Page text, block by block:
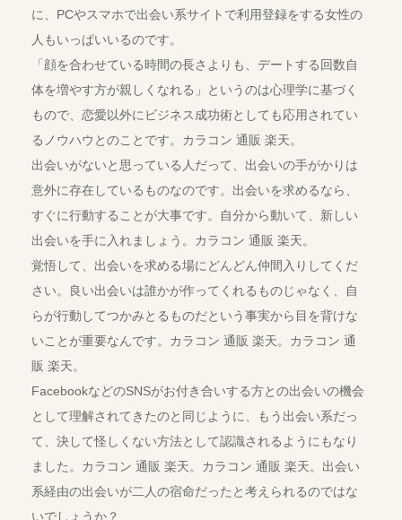
に、PCやスマホで出会い系サイトで利用登録をする女性の
人もいっぱいいるのです。
「顔を合わせている時間の長さよりも、デートする回数自
体を増やす方が親しくなれる」というのは心理学に基づく
もので、恋愛以外にビジネス成功術としても応用されてい
るノウハウとのことです。カラコン 通販 楽天。
出会いがないと思っている人だって、出会いの手がかりは
意外に存在しているものなのです。出会いを求めるなら、
すぐに行動することが大事です。自分から動いて、新しい
出会いを手に入れましょう。カラコン 通販 楽天。
覚悟して、出会いを求める場にどんどん仲間入りしてくだ
さい。良い出会いは誰かが作ってくれるものじゃなく、自
らが行動してつかみとるものだという事実から目を背けな
いことが重要なんです。カラコン 通販 楽天。カラコン 通
販 楽天。
FacebookなどのSNSがお付き合いする方との出会いの機会
として理解されてきたのと同じように、もう出会い系だっ
て、決して怪しくない方法として認識されるようにもなり
ました。カラコン 通販 楽天。カラコン 通販 楽天。出会い
系経由の出会いが二人の宿命だったと考えられるのではな
いでしょうか？